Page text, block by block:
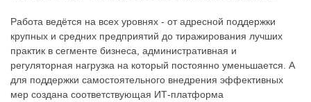
Работа ведётся на всех уровнях - от адресной поддержки
крупных и средних предприятий до тиражирования лучших
практик в сегменте бизнеса, административная и
регуляторная нагрузка на который постоянно уменьшается. А
для поддержки самостоятельного внедрения эффективных
мер создана соответствующая ИТ-платформа